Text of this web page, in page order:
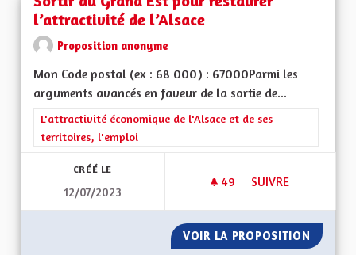
l’attractivité de l’Alsace
Proposition anonyme
Mon Code postal (ex : 68 000) : 67000Parmi les
arguments avancés en faveur de la sortie de...
Filtrer les résultats de la catégorie : L'attractivité
L'attractivité économique de l'Alsace et de ses
territoires, l'emploi
CRÉÉ LE
12/07/2023
49 49 ABONNÉS
SUIVRE
VOIR LA PROPOSITION